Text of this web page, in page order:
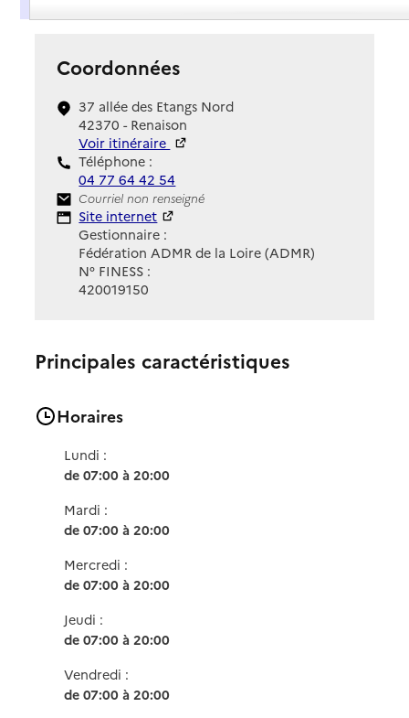
Coordonnées
37 allée des Etangs Nord
42370 - Renaison
Voir itinéraire
Téléphone :
04 77 64 42 54
Contact
Courriel non renseigné
Site Internet
Site internet
Gestionnaire :
Fédération ADMR de la Loire (ADMR)
N° FINESS :
420019150
Principales caractéristiques
Horaires
Lundi :
de 07:00 à 20:00
Mardi :
de 07:00 à 20:00
Mercredi :
de 07:00 à 20:00
Jeudi :
de 07:00 à 20:00
Vendredi :
de 07:00 à 20:00